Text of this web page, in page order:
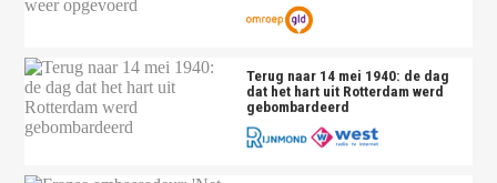
Terug naar 14 mei 1940: de dag
dat het hart uit Rotterdam werd
gebombardeerd